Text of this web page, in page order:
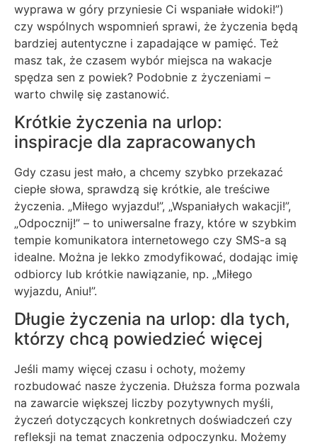
wyprawa w góry przyniesie Ci wspaniałe widoki!”)
czy wspólnych wspomnień sprawi, że życzenia będą
bardziej autentyczne i zapadające w pamięć. Też
masz tak, że czasem wybór miejsca na wakacje
spędza sen z powiek? Podobnie z życzeniami –
warto chwilę się zastanowić.
Krótkie życzenia na urlop:
inspiracje dla zapracowanych
Gdy czasu jest mało, a chcemy szybko przekazać
ciepłe słowa, sprawdzą się krótkie, ale treściwe
życzenia. „Miłego wyjazdu!”, „Wspaniałych wakacji!”,
„Odpocznij!” – to uniwersalne frazy, które w szybkim
tempie komunikatora internetowego czy SMS-a są
idealne. Można je lekko zmodyfikować, dodając imię
odbiorcy lub krótkie nawiązanie, np. „Miłego
wyjazdu, Aniu!”.
Długie życzenia na urlop: dla tych,
którzy chcą powiedzieć więcej
Jeśli mamy więcej czasu i ochoty, możemy
rozbudować nasze życzenia. Dłuższa forma pozwala
na zawarcie większej liczby pozytywnych myśli,
życzeń dotyczących konkretnych doświadczeń czy
refleksji na temat znaczenia odpoczynku. Możemy